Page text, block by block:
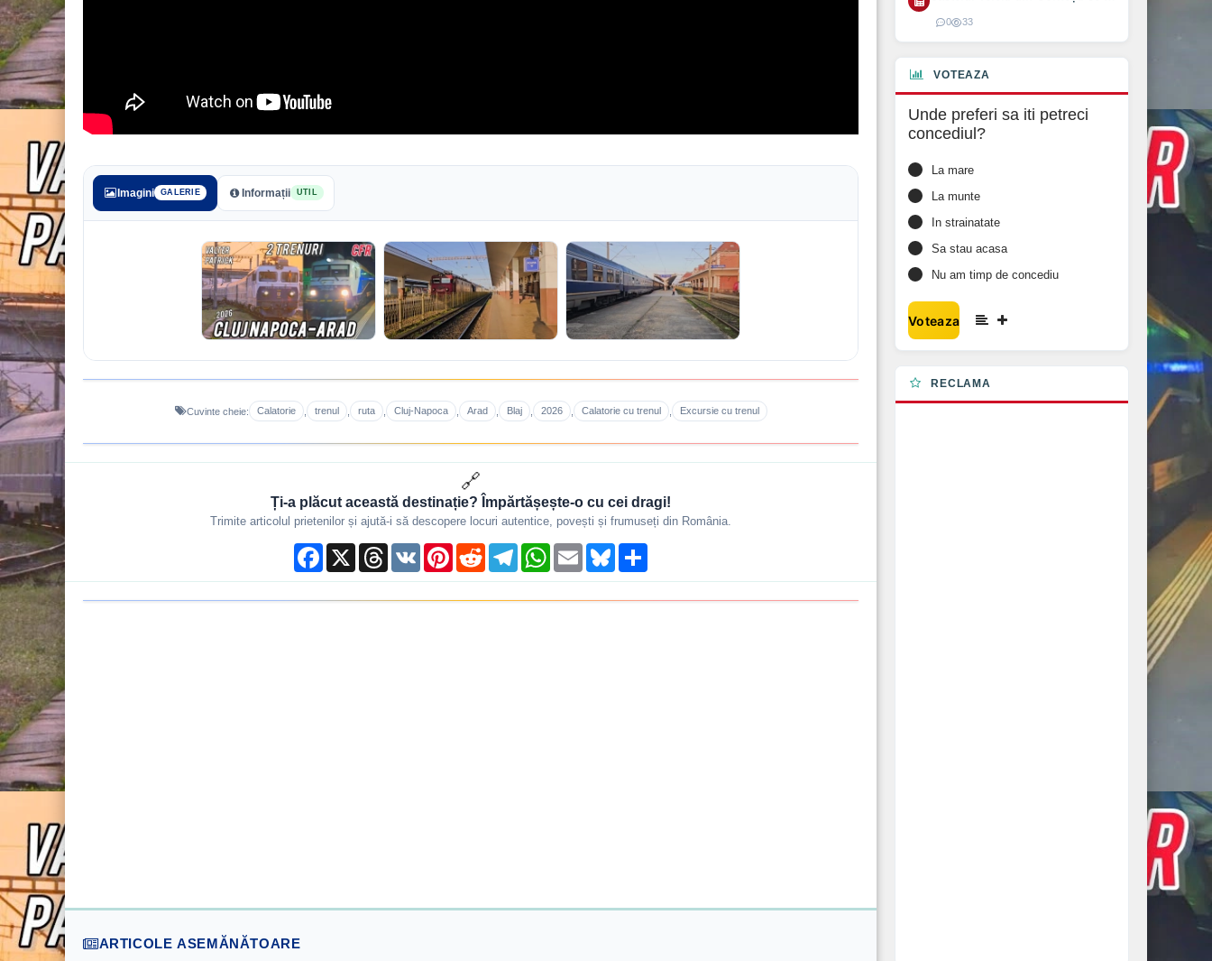
Imagini GALERIE Informații UTIL
Cuvinte cheie: Calatorie trenul ruta Cluj‑Napoca Arad Blaj 2026 Calatorie cu trenul Excursie cu trenul
🔗
Ți-a plăcut această destinație? Împărtășește-o cu cei dragi!
Trimite articolul prietenilor și ajută-i să descopere locuri autentice, povești și frumuseți din România.
Facebook
X ThreadsVK PinterestReddit TelegramWhatsApp
Email Bluesky
ARTICOLE ASEMĂNĂTOARE
0 33
VOTEAZA
Unde preferi sa iti petreci
concediul?
La mare
La munte
In strainatate
Sa stau acasa
Nu am timp de concediu
Voteaza
RECLAMA